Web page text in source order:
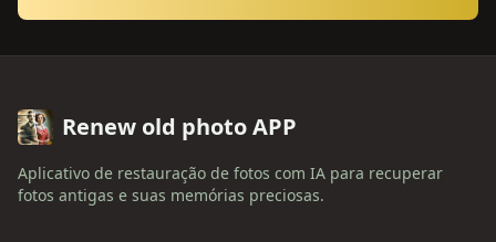
Renew old photo APP
Aplicativo de restauração de fotos com IA para recuperar
fotos antigas e suas memórias preciosas.